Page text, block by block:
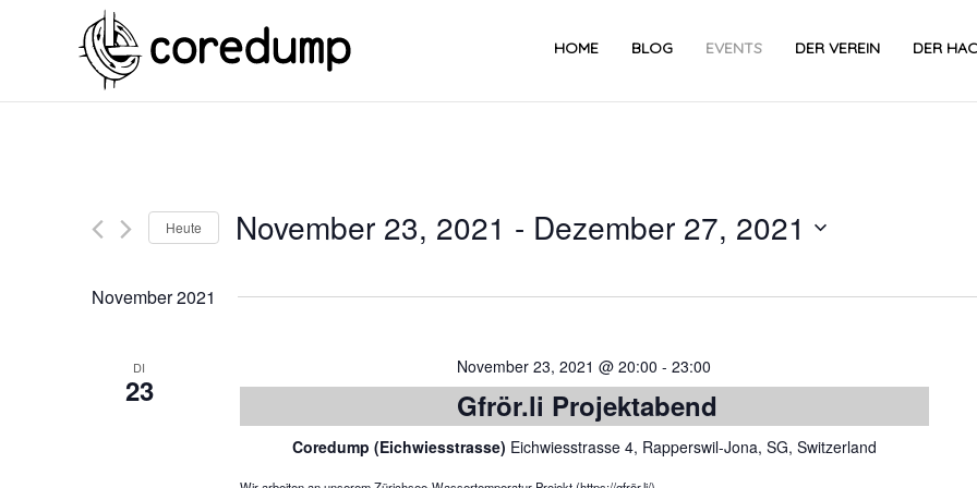
HOME BLOG EVENTS DER VEREIN DER
Heute November 23, 2021 - Dezember 27, 2021
November 2021
DI
23
November 23, 2021 @ 20:00 -23:00
Gfrör.li Projektabend
Coredump (Eichwiesstrasse) Eichwiesstrasse 4, Rapperswil-Jona, SG, Switzerland